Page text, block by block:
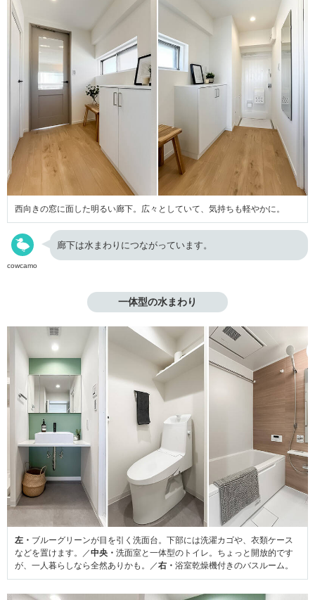
西向きの窓に面した明るい廊下。広々としていて、気持ちも軽やかに。
cowcamo
廊下は水まわりにつながっています。
一体型の水まわり
左・ ブルーグリーンが目を引く洗面台。下部には洗濯カゴや、衣類ケース
などを置けます。／中央・ 洗面室と一体型のトイレ。ちょっと開放的です
が、一人暮らしなら全然ありかも。／右・ 浴室乾燥機付きのバスルーム。